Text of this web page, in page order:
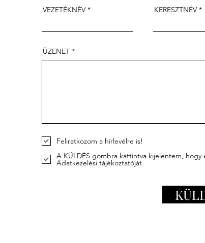
VEZETÉKNÉV KERESZTNÉV
ÜZENET
Feliratkozom a hírlevélre is!
A KÜLDÉS gombra kattintva kijelentem,
Adatkezelési tájékoztatóját.